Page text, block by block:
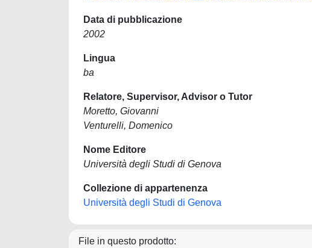
Data di pubblicazione
2002
Lingua
ba
Relatore, Supervisor, Advisor o Tutor
Moretto, Giovanni
Venturelli, Domenico
Nome Editore
Università degli Studi di Genova
Collezione di appartenenza
Università degli Studi di Genova
File in questo prodotto: